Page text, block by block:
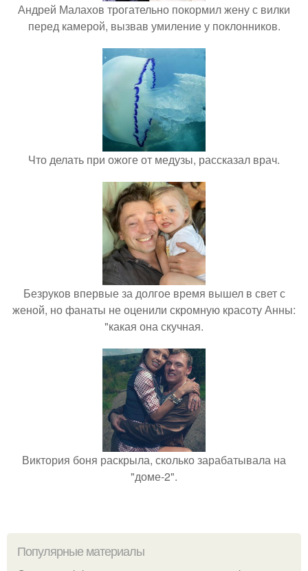
Андрей Малахов трогательно покормил жену с вилки
перед камерой, вызвав умиление у поклонников.
Что делать при ожоге от медузы, рассказал врач.
Безруков впервые за долгое время вышел в свет с
женой, но фанаты не оценили скромную красоту Анны:
"какая она скучная.
Виктория боня раскрыла, сколько зарабатывала на
"доме-2".
Популярные материалы